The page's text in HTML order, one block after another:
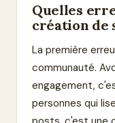
Quelles
création de
La première
communauté.
engagement,
personnes qui